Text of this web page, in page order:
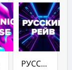
РУССКИЙ РЕЙВ (DFM)